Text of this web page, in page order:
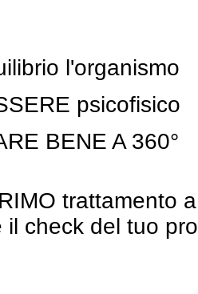
l'organismo
psicofisico
BENE A 360°
trattamento a
il check del tuo